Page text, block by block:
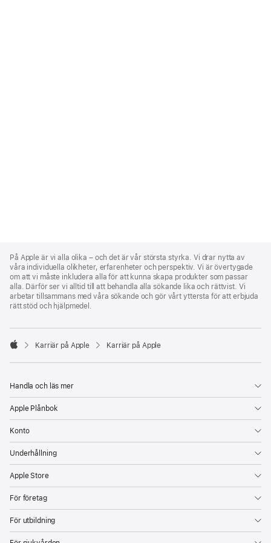
Footer
På Apple är vi alla olika – och det är vår största styrka. Vi drar nytta av
våra individuella olikheter, erfarenheter och perspektiv. Vi är övertygade
om att vi måste inkludera alla för att kunna skapa produkter som passar
alla. Därför ser vi alltid till att behandla alla sökande lika och rättvist. Vi
arbetar tillsammans med våra sökande och gör vårt yttersta för att erbjuda
rätt stöd och hjälpmedel.

Karriär på Apple Karriär på Apple
Handla och läs mer
Apple Plånbok
Konto
Underhållning
Apple Store
För företag
För utbildning